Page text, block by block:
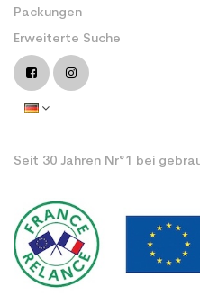
Packungen
Erweiterte Suche
Seit 30 Jahren Nr°1 bei